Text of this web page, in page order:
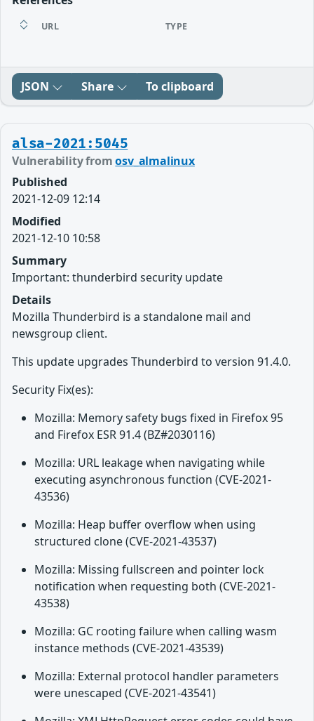
URL TYPE
JSON Share To clipboard
alsa-2021:5045
Vulnerability fromosv_almalinux
Published
2021-12-09 12:14
Modified
2021-12-10 10:58
Summary
Important: thunderbird security update
Details
Mozilla Thunderbird is a standalone mail and
newsgroup client.
This update upgrades Thunderbird to version 91.4.0.
Security Fix(es):
Mozilla: Memory safety bugs fixed in Firefox 95
and Firefox ESR 91.4 (BZ#2030116)
Mozilla: URL leakage when navigating while
executing asynchronous function (CVE-2021-
43536)
Mozilla: Heap buffer overflow when using
structured clone (CVE-2021-43537)
Mozilla: Missing fullscreen and pointer lock
notification when requesting both (CVE-2021-
43538)
Mozilla: GC rooting failure when calling wasm
instance methods (CVE-2021-43539)
Mozilla: External protocol handler parameters
were unescaped (CVE-2021-43541)